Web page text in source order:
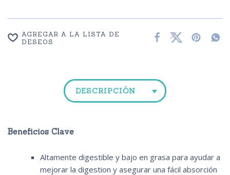
AGREGAR A LA LISTA DE
DESEOS
DESCRIPCIÓN
Beneficios Clave
Altamente digestible y bajo en grasa para ayudar a
mejorar la digestion y asegurar una fácil absorción